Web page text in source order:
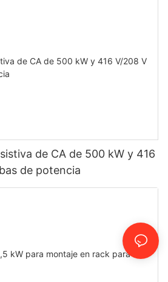
de CA de 500 kW y 416
de potencia